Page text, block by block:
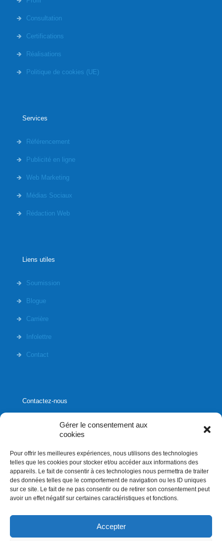
Gérer le consentement aux
cookies
Pour offrir les meilleures expériences, nous utilisons des technologies
telles que les cookies pour stocker et/ou accéder aux informations des
appareils. Le fait de consentir à ces technologies nous permettra de traiter
des données telles que le comportement de navigation ou les ID uniques
sur ce site. Le fait de ne pas consentir ou de retirer son consentement peut
avoir un effet négatif sur certaines caractéristiques et fonctions.
Accepter
Consultation
Certifications
Réalisations
Politique de cookies (UE)
Services
Référencement
Publicité en ligne
Web Marketing
Médias Sociaux
Rédaction Web
Liens utiles
Soumission
Blogue
Carrière
Infolettre
Contact
Contactez-nous
1020, rue Bouvier, suite 400,
Québec (Québec) G2K 0K9
info[]affluences.ca
418.684.8881